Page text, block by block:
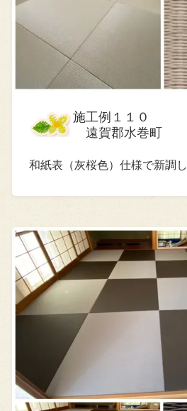
施工例１１０
遠賀郡水巻町
和紙表（灰桜色）仕様で新調し